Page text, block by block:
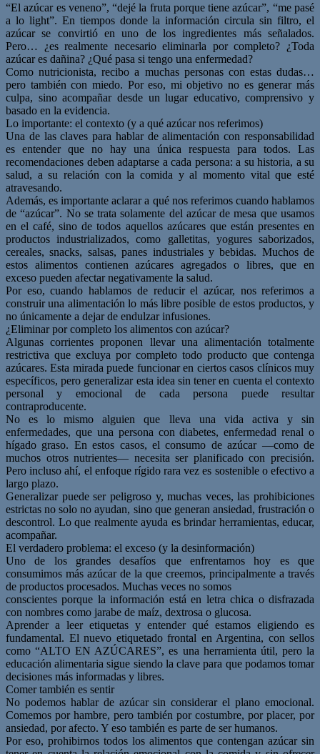
“El azúcar es veneno”, “dejé la fruta porque tiene azúcar”, “me pasé
a lo light”. En tiempos donde la información circula sin filtro, el
azúcar se convirtió en uno de los ingredientes más señalados.
Pero… ¿es realmente necesario eliminarla por completo? ¿Toda
azúcar es dañina? ¿Qué pasa si tengo una enfermedad?
Como nutricionista, recibo a muchas personas con estas dudas…
pero también con miedo. Por eso, mi objetivo no es generar más
culpa, sino acompañar desde un lugar educativo, comprensivo y
basado en la evidencia.
Lo importante: el contexto (y a qué azúcar nos referimos)
Una de las claves para hablar de alimentación con responsabilidad
es entender que no hay una única respuesta para todos. Las
recomendaciones deben adaptarse a cada persona: a su historia, a su
salud, a su relación con la comida y al momento vital que esté
atravesando.
Además, es importante aclarar a qué nos referimos cuando hablamos
de “azúcar”. No se trata solamente del azúcar de mesa que usamos
en el café, sino de todos aquellos azúcares que están presentes en
productos industrializados, como galletitas, yogures saborizados,
cereales, snacks, salsas, panes industriales y bebidas. Muchos de
estos alimentos contienen azúcares agregados o libres, que en
exceso pueden afectar negativamente la salud.
Por eso, cuando hablamos de reducir el azúcar, nos referimos a
construir una alimentación lo más libre posible de estos productos, y
no únicamente a dejar de endulzar infusiones.
¿Eliminar por completo los alimentos con azúcar?
Algunas corrientes proponen llevar una alimentación totalmente
restrictiva que excluya por completo todo producto que contenga
azúcares. Esta mirada puede funcionar en ciertos casos clínicos muy
específicos, pero generalizar esta idea sin tener en cuenta el contexto
personal y emocional de cada persona puede resultar
contraproducente.
No es lo mismo alguien que lleva una vida activa y sin
enfermedades, que una persona con diabetes, enfermedad renal o
hígado graso. En estos casos, el consumo de azúcar —como de
muchos otros nutrientes— necesita ser planificado con precisión.
Pero incluso ahí, el enfoque rígido rara vez es sostenible o efectivo a
largo plazo.
Generalizar puede ser peligroso y, muchas veces, las prohibiciones
estrictas no solo no ayudan, sino que generan ansiedad, frustración o
descontrol. Lo que realmente ayuda es brindar herramientas, educar,
acompañar.
El verdadero problema: el exceso (y la desinformación)
Uno de los grandes desafíos que enfrentamos hoy es que
consumimos más azúcar de la que creemos, principalmente a través
de productos procesados. Muchas veces no somos
conscientes porque la información está en letra chica o disfrazada
con nombres como jarabe de maíz, dextrosa o glucosa.
Aprender a leer etiquetas y entender qué estamos eligiendo es
fundamental. El nuevo etiquetado frontal en Argentina, con sellos
como “ALTO EN AZÚCARES”, es una herramienta útil, pero la
educación alimentaria sigue siendo la clave para que podamos tomar
decisiones más informadas y libres.
Comer también es sentir
No podemos hablar de azúcar sin considerar el plano emocional.
Comemos por hambre, pero también por costumbre, por placer, por
ansiedad, por afecto. Y eso también es parte de ser humanos.
Por eso, prohibirnos todos los alimentos que contengan azúcar sin